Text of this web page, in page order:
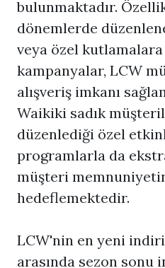
bulunmaktadır.
dönemlerde
veya özel
kampanyalar, LCW
alışveriş imkanı
Waikiki sadık
düzenlediği özel
programlarla da
müşteri
hedeflemektedir.
LCW'nin en yeni
arasında sezon sonu